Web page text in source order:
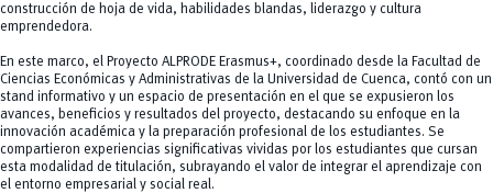
construcción de hoja de vida, habilidades blandas, liderazgo y cultura
emprendedora.
En este marco, el Proyecto ALPRODE Erasmus+, coordinado desde la Facultad de
Ciencias Económicas y Administrativas de la Universidad de Cuenca, contó con un
stand informativo y un espacio de presentación en el que se expusieron los
avances, beneficios y resultados del proyecto, destacando su enfoque en la
innovación académica y la preparación profesional de los estudiantes. Se
compartieron experiencias significativas vividas por los estudiantes que cursan
esta modalidad de titulación, subrayando el valor de integrar el aprendizaje con
el entorno empresarial y social real.